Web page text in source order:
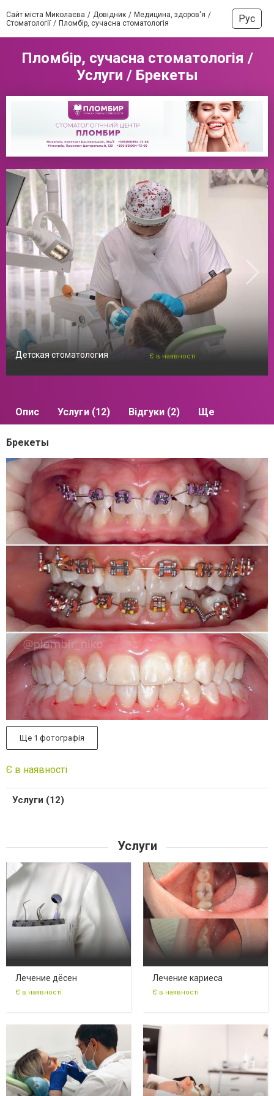
Сайт міста Миколаєва Довідник
Медицина, здоров'я
Стоматології
Пломбір, сучасна стоматологія Рус
Пломбір, сучасна стоматологія /
Услуги / Брекеты
Детская стоматология Є в наявності
Опис Услуги (12) Відгуки (2) Ще
Брекеты
Ще 1 фотографія
Є в наявності
Услуги (12)
Услуги
Лечение дёсен
Є в наявності
Лечение кариеса
Є в наявності